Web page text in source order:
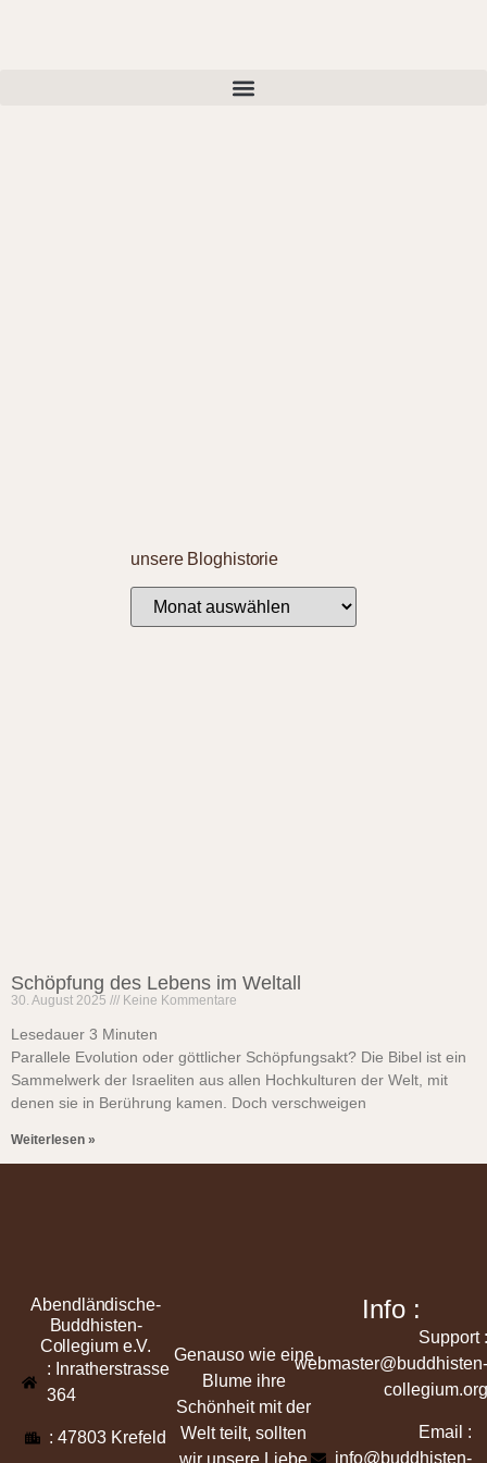
unsere Bloghistorie
Schöpfung des Lebens im Weltall
30. August 2025 Keine Kommentare
Lesedauer 3 Minuten
Parallele Evolution oder göttlicher Schöpfungsakt? Die Bibel ist ein
Sammelwerk der Israeliten aus allen Hochkulturen der Welt, mit
denen sie in Berührung kamen. Doch verschweigen
Weiterlesen »
Abendländische-
Buddhisten-
Collegium e.V.
: Inratherstrasse
364
: 47803 Krefeld
Genauso wie eine
Blume ihre
Schönheit mit der
Welt teilt, sollten
wir unsere Liebe
Info :
Support :
webmaster@buddhisten-
collegium.org
Email :
info@buddhisten-